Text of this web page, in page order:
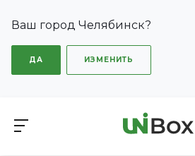
Ваш город Челябинск?
ДА ИЗМЕНИТЬ